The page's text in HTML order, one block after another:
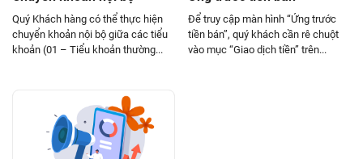
Giao dịch khối ngoại
Tin tức – sự kiện
Thực hiện quyền
Chuyển khoản chứng khoán
Tra cứu thông tin quyền
Cảnh báo
Lịch sử lệnh
Ứng trước tiền bán
Yêu cầu rút tiền
Sao kê giao dịch
Xác nhận lệnh
Quản lý thông tin tài khoản ngân hàng
Danh sách CK ký quỹ
09. Các chức năng liên quan
Đổi ngôn ngữ
10. Hình thức nhận mã OTP: YS-OTP
Quý Khách hàng có thể thực hiện
chuyển khoản nội bộ giữa các tiểu
khoản (01 – Tiểu khoản thường...
Để truy cập màn hình “Ứng trước
tiền bán”, quý khách cần rê chuột
vào mục “Giao dịch tiền” trên...